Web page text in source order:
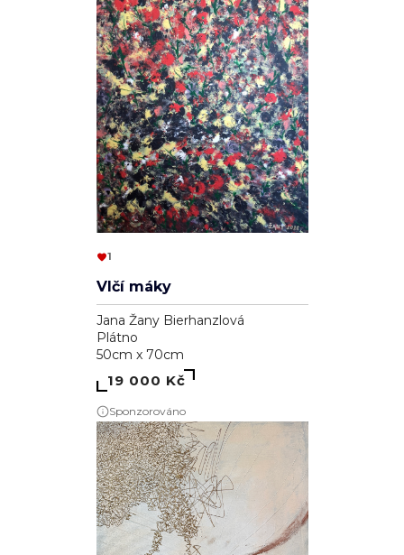
1
Vlčí máky
Jana Žany Bierhanzlová
Plátno
50cm x 70cm
19 000 Kč
Sponzorováno